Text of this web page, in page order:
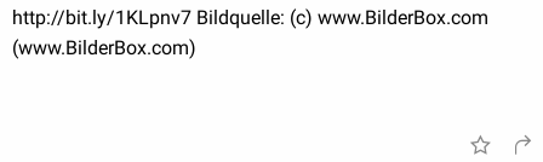
http://bit.ly/1KLpnv7 Bildquelle: (c) www.BilderBox.com
(www.BilderBox.com)